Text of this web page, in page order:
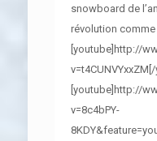
snowboard de
révolution comme
[youtube]http://
[youtube]http://
v=8c4bPY-